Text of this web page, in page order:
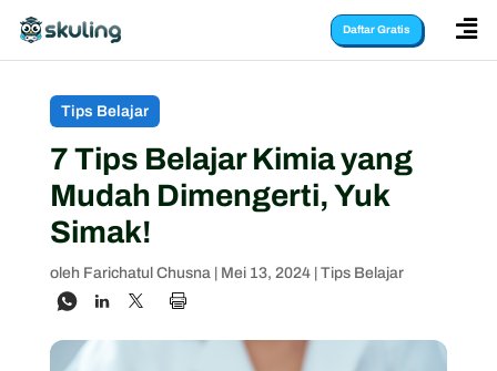
Daftar Gratis 
Tips Belajar
7 Tips Belajar Kimia yang
Mudah Dimengerti, Yuk
Simak!
oleh Farichatul Chusna| Mei 13, 2024| Tips Belajar